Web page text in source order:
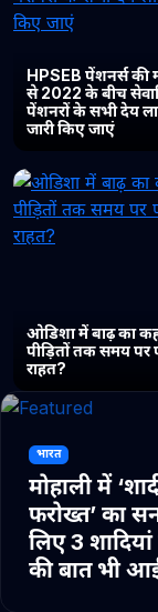
HPSEB पेंशनर्स की
से 2022 के बीच
पेंशनरों के सभी देय
जारी किए जाएं
ओडिशा में बाढ़ का
पीड़ितों तक समय पर
राहत?
भारत
मोहाली में
फरोख्त’ का
लिए 3
की बात भी